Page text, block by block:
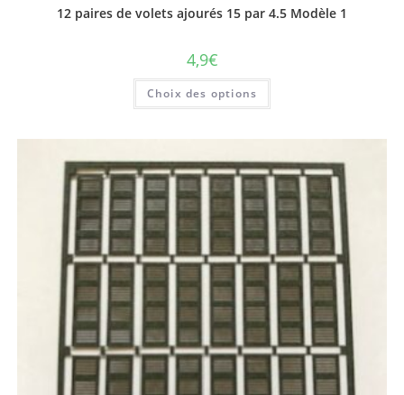
12 paires de volets ajourés 15 par 4.5 Modèle 1
4,9€
Choix des options